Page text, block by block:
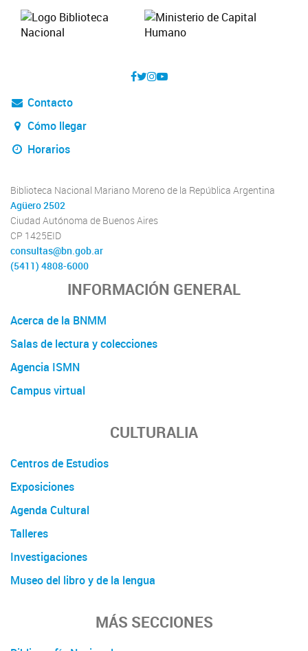
Contacto
Cómo llegar
Horarios
Biblioteca Nacional Mariano Moreno de la República Argentina
Agüero 2502
Ciudad Autónoma de Buenos Aires
CP 1425EID
consultas@bn.gob.ar
(5411) 4808-6000
INFORMACIÓN GENERAL
Acerca de la BNMM
Salas de lectura y colecciones
Agencia ISMN
Campus virtual
CULTURALIA
Centros de Estudios
Exposiciones
Agenda Cultural
Talleres
Investigaciones
Museo del libro y de la lengua
MÁS SECCIONES